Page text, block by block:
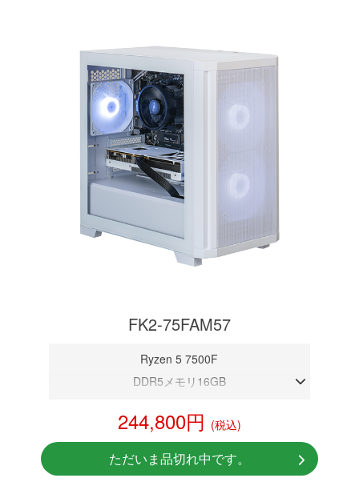
FK2-75FAM57
Ryzen 5 7500F
DDR5メモリ16GB
NVMeSSD 1TB
Windows11 Home 64bit
244,800円 (税込)
ただいま品切れ中です。